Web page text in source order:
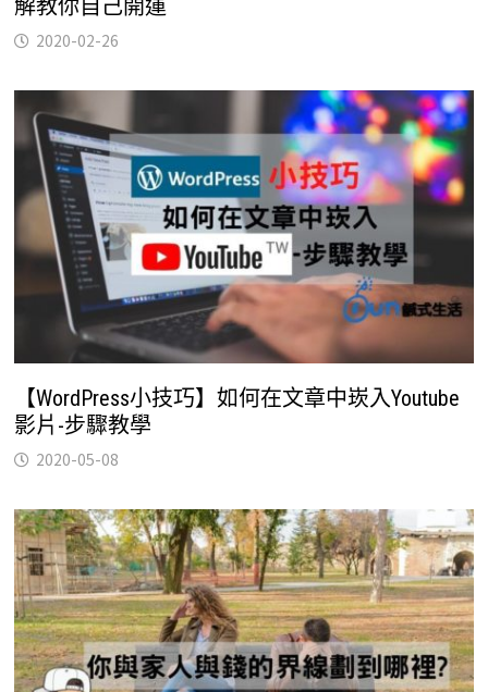
解教你自己開運
2020-02-26
【WordPress小技巧】如何在文章中崁入Youtube
影片-步驟教學
2020-05-08